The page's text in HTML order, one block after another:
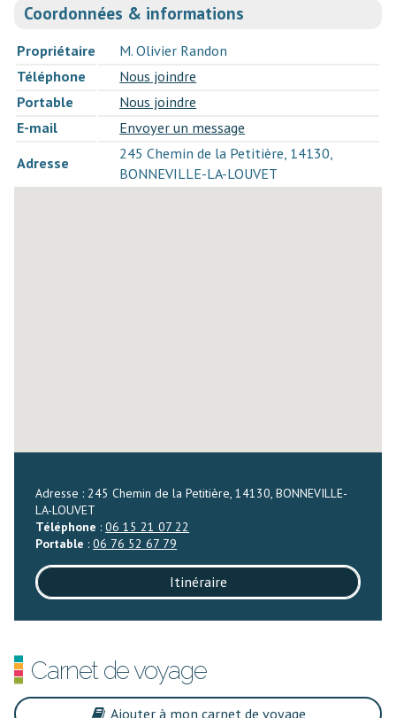
Coordonnées & informations
Propriétaire
M. Olivier Randon
Téléphone
Nous joindre
Portable
Nous joindre
E-mail
Envoyer un message
Adresse
245 Chemin de la Petitière, 14130,
BONNEVILLE-LA-LOUVET
Adresse : 245 Chemin de la Petitière, 14130, BONNEVILLE-
LA-LOUVET
Téléphone :06 15 21 07 22
Portable :06 76 52 67 79
Itinéraire
Carnet de voyage
Ajouter à mon carnet de voyage